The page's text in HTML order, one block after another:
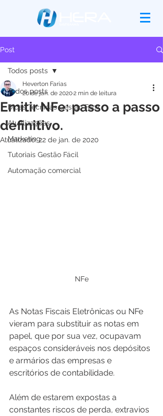
Post
Todos posts
Dicas Técnicas Gestão Fácil
Atualizações
Marketing
Tutoriais Gestão Fácil
Automação comercial
Todos posts
Emitir NFe: passo a passo
definitivo.
Heverton Farias
20 de jan. de 20202 min de leitura
Atualizado:22 de jan. de 2020
NFe
As Notas Fiscais Eletrônicas ou NFe
vieram para substituir as notas em
papel, que por sua vez, ocupavam
espaços consideráveis nos depósitos
e armários das empresas e
escritórios de contabilidade.
Além de estarem expostas a
constantes riscos de perda, extravios